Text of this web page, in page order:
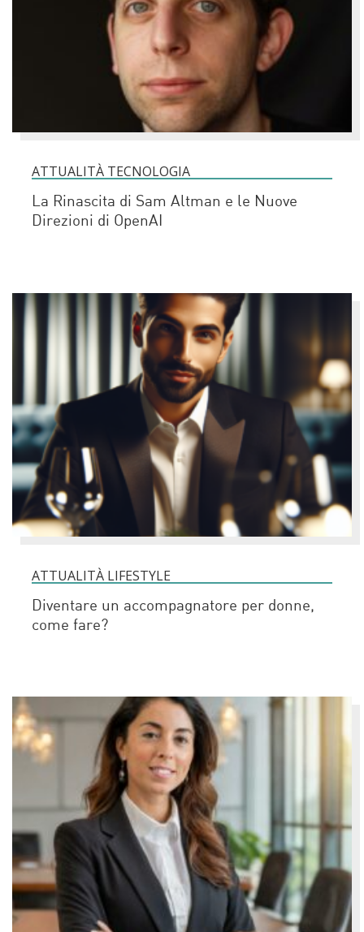
ATTUALITÀ TECNOLOGIA
La Rinascita di Sam Altman e le Nuove
Direzioni di OpenAI
ATTUALITÀ LIFESTYLE
Diventare un accompagnatore per donne,
come fare?